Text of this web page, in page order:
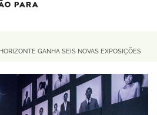
GANHA SEIS NOVAS EXPOSIÇÕES